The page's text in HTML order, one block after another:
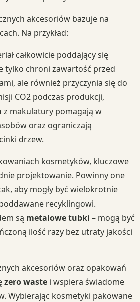
akcesoriów bazuje na
Na przykład:
całkowicie poddający się
tylko chroni zawartość przed
ale również przyczynia się do
CO2 podczas produkcji,
z makulatury pomagają w
oraz ograniczają
drzew.
kosmetyków, kluczowe
projektowanie. Powinny one
aby mogły być wielokrotnie
recyklingowi.
są metalowe tubki – mogą być
ilość razy bez utraty jakości
akcesoriów oraz opakowań
zero waste i wspiera świadome
Wybierając kosmetyki pakowane